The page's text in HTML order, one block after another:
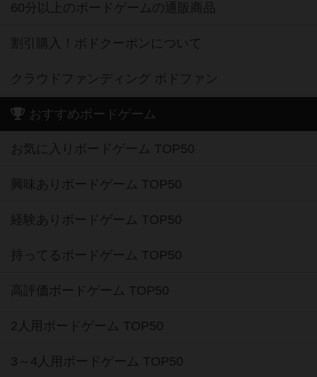
60分以上のボードゲームの通販商品
割引購入！ボドクーポンについて
クラウドファンディング ボドファン
おすすめボードゲーム
お気に入りボードゲーム TOP50
興味ありボードゲーム TOP50
経験ありボードゲーム TOP50
持ってるボードゲーム TOP50
高評価ボードゲーム TOP50
2人用ボードゲーム TOP50
3～4人用ボードゲーム TOP50